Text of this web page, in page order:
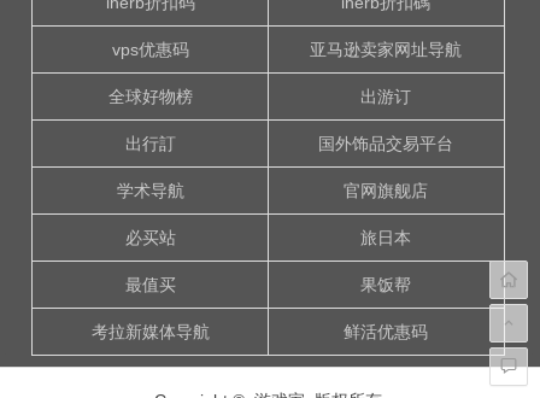
vps优惠码 亚马逊卖家网址导航
全球好物榜 出游订
出行訂 国外饰品交易平台
学术导航 官网旗舰店
必买站 旅日本
最值买 果饭帮
考拉新媒体导航 鲜活优惠码